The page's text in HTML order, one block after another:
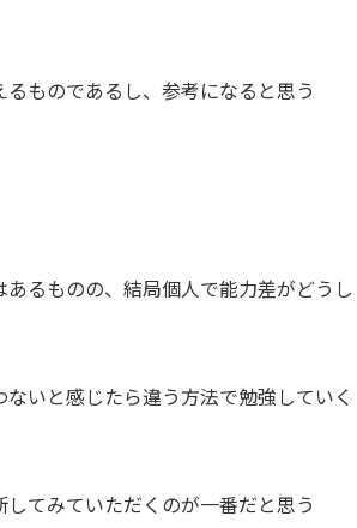
ものであるし、参考になると思う
るものの、結局個人で能力差がどうし
いと感じたら違う方法で勉強していく
てみていただくのが一番だと思う